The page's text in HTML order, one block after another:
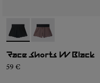
- N1CWRS2-001- N1CWRS2-002
Race Shorts W Black
59 €